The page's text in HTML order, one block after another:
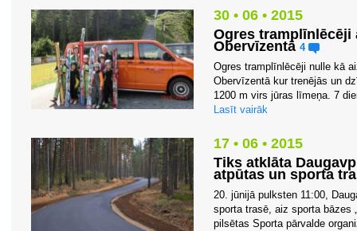
30 • 06 • 2015
Ogres
Obervīzentā 4
Ogres tramplīnlēcēji nulle kā
Obervīzentā kur trenējās un
1200 m virs jūras līmeņa. 7
Lasīt vairāk
17 • 06 • 2015
Tiks atklāta
atpūtas un sporta
20. jūnijā pulksten 11:00,
sporta trasē, aiz sporta bāzes
pilsētas Sporta pārvalde